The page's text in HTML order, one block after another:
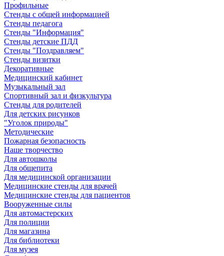
Профильные
Стенды с общей информацией
Стенды педагога
Стенды "Информация"
Стенды детские ПДД
Стенды "Поздравляем"
Стенды визитки
Декоративные
Медицинский кабинет
Музыкальный зал
Спортивный зал и физкультура
Стенды для родителей
Для детских рисунков
"Уголок природы"
Методические
Пожарная безопасность
Наше творчество
Для автошколы
Для общепита
Для медицинской организации
Медицинские стенды для врачей
Медицинские стенды для пациентов
Вооруженные силы
Для автомастерских
Для полиции
Для магазина
Для библиотеки
Для музея